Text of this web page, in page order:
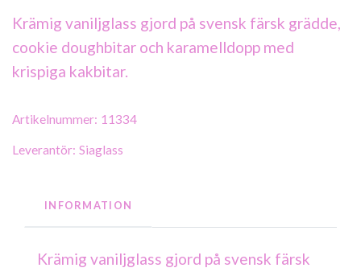
Krämig vaniljglass gjord på svensk färsk grädde,
cookie doughbitar och karamelldopp med
krispiga kakbitar.
Artikelnummer: 11334
Leverantör: Siaglass
INFORMATION
Krämig vaniljglass gjord på svensk färsk